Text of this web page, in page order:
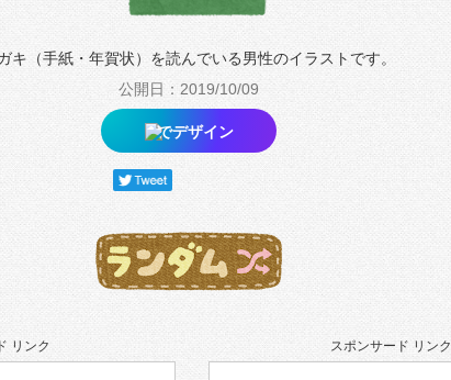
キ（手紙・年賀状）を読んでいる男性のイラストです。
公開日：2019/10/09
でデザイン
リンク スポンサード リンク